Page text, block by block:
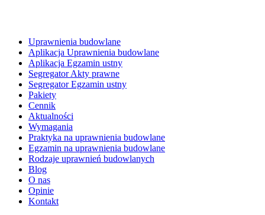
Uprawnienia budowlane
Aplikacja Uprawnienia budowlane
Aplikacja Egzamin ustny
Segregator Akty prawne
Segregator Egzamin ustny
Pakiety
Cennik
Aktualności
Wymagania
Praktyka na uprawnienia budowlane
Egzamin na uprawnienia budowlane
Rodzaje uprawnień budowlanych
Blog
O nas
Opinie
Kontakt